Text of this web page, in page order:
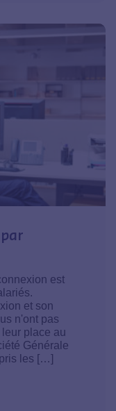
est
et son
n'ont pas
place au
Générale
les […]